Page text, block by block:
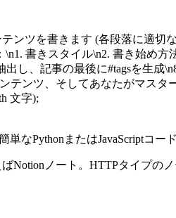
テンツを書きます (各段落に適切
書きスタイル\n2. 書き始め方
し、記事の最後に#tagsを生成
テンツ、そしてあなたがマスタ
文字);
なPythonまたはJavaScriptコー
Notionノート。HTTPタイプの